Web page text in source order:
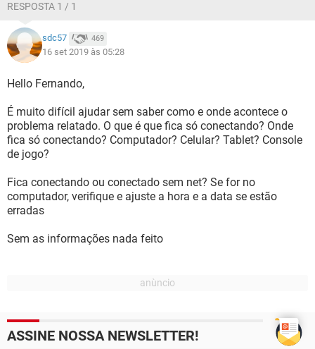
RESPOSTA 1 / 1
sdc57 469
16 set 2019 às 05:28
Hello Fernando,
É muito difícil ajudar sem saber como e onde acontece o
problema relatado. O que é que fica só conectando? Onde
fica só conectando? Computador? Celular? Tablet? Console
de jogo?
Fica conectando ou conectado sem net? Se for no
computador, verifique e ajuste a hora e a data se estão
erradas
Sem as informações nada feito
ASSINE NOSSA NEWSLETTER!